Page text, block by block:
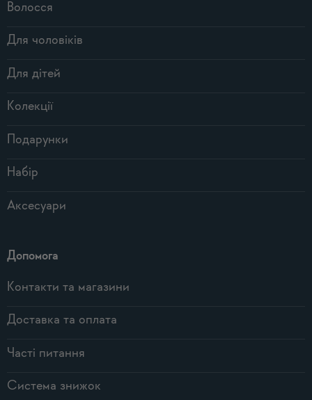
Волосся
Для чоловіків
Для дітей
Колекції
Подарунки
Набір
Аксесуари
Допомога
Контакти та магазини
Доставка та оплата
Часті питання
Система знижок